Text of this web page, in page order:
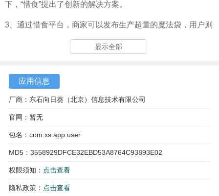
下，“惜食”提出了创新的解决方案。
3、通过惜食平台，商家可以发布生产超量的魔法袋，用户则
可以以极低折扣购买，实现“惜食人+惜食+惜食商家”共同努
力，实现零浪费、环保绿色的低碳生活。
平台特色
术、产品、运营、市场等领域经验。
2、他们热爱本地生活，也有公益、战略、食品、零售、媒体
等方面的专家顾问朋友们，共同构成了惜食的大脑。
3、目标是成为一家珍惜粮食和保护环境的社会企业，提高收
益并传递企业社会责任主张，实现节能、低碳、环保的社会
公益价值。
显示全部
应用信息
厂商：东石向日葵（北京）信息技术有限公司
官网：暂无
包名：com.xs.app.user
MD5：3558929DFCE32EBD53A8764C93893E02
权限须知： 点击查看
隐私政策： 点击查看